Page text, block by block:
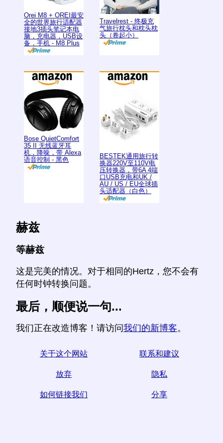
Orei M8 + OREI最安
全的世界旅行适配器
接地3插头笔记本电
脑，充电器，USB设
备，手机 - M8 Plus
Travelrest - 终极充
气旅行枕头和枕头枕
头（卷起小）
Bose QuietComfort
35 II 无线蓝牙耳
机，降噪，带 Alexa
语音控制 - 黑色
BESTEK通用旅行转
换器220V至110V电
压转换器，带6A 4端
口USB充电和UK /
AU / US / EU全球插
头适配器（白色）
赫兹
等赫兹
这是完美的情况。对于相同的Hertz，您不会有
任何时钟转换问题。
最后，顺便说一句...
我们正在改造博客！请访问我们的新博客。
关于这个网站 联系和建议
放弃 隐私
如何链接我们 分享